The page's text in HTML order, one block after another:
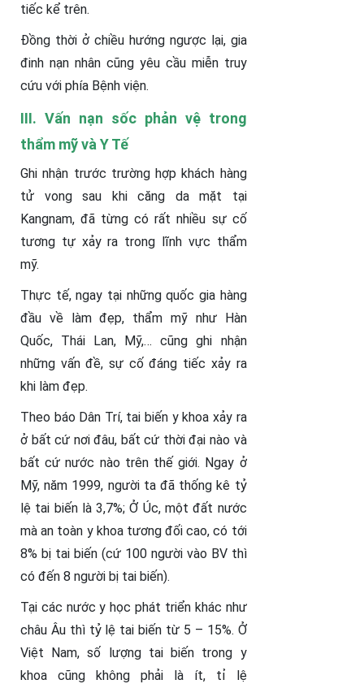
tiếc kể trên.
Đồng thời ở chiều hướng ngược lại, gia
đinh nạn nhân cũng yêu cầu miễn truy
cứu với phía Bệnh viện.
III. Vấn nạn sốc phản vệ trong
thẩm mỹ và Y Tế
Ghi nhận trước trường hợp khách hàng
tử vong sau khi căng da mặt tại
Kangnam, đã từng có rất nhiều sự cố
tương tự xảy ra trong lĩnh vực thẩm
mỹ.
Thực tế, ngay tại những quốc gia hàng
đầu về làm đẹp, thẩm mỹ như Hàn
Quốc, Thái Lan, Mỹ,… cũng ghi nhận
những vấn đề, sự cố đáng tiếc xảy ra
khi làm đẹp.
Theo báo Dân Trí, tai biến y khoa xảy ra
ở bất cứ nơi đâu, bất cứ thời đại nào và
bất cứ nước nào trên thế giới. Ngay ở
Mỹ, năm 1999, người ta đã thống kê tỷ
lệ tai biến là 3,7%; Ở Úc, một đất nước
mà an toàn y khoa tương đối cao, có tới
8% bị tai biến (cứ 100 người vào BV thì
có đến 8 người bị tai biến).
Tại các nước y học phát triển khác như
châu Âu thì tỷ lệ tai biến từ 5 – 15%. Ở
Việt Nam, số lượng tai biến trong y
khoa cũng không phải là ít, tỉ lệ